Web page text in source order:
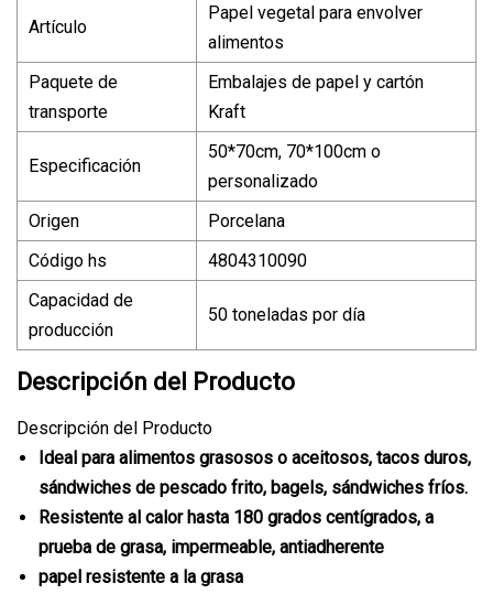
Artículo
Papel vegetal para envolver
alimentos
Paquete de
transporte
Embalajes de papel y cartón
Kraft
Especificación
50*70cm, 70*100cm o
personalizado
Origen
Porcelana
Código hs
4804310090
Capacidad de
producción
50 toneladas por día
Descripción del Producto
Descripción del Producto
Ideal para alimentos grasosos o aceitosos, tacos duros,
sándwiches de pescado frito, bagels, sándwiches fríos.
Resistente al calor hasta 180 grados centígrados, a
prueba de grasa, impermeable, antiadherente
papel resistente a la grasa